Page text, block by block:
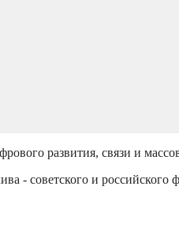
развития, связи и
- советского и